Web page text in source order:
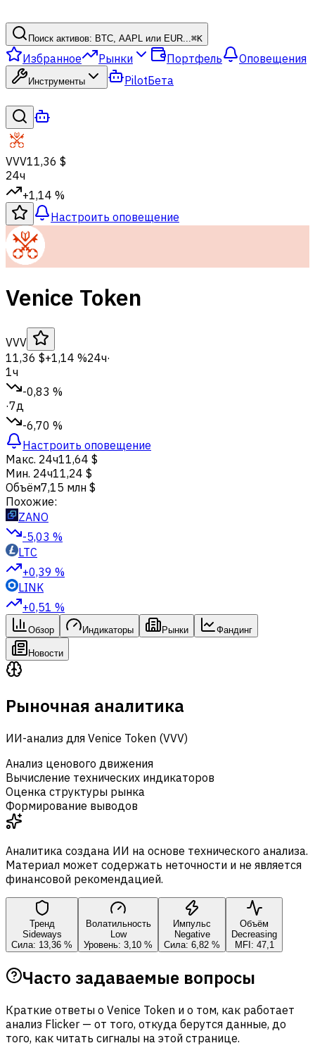
Поиск активов: BTC, AAPL или EUR...⌘K
Избранное Рынки Портфель Оповещения
Инструменты PilotБета
VVV11,36 $
24ч
+1,14 %
Настроить оповещение
Venice Token
VVV
11,36 $+1,14 %24ч·
1ч
-0,83 %
·7д
-6,70 %
Настроить оповещение
Макс. 24ч11,64 $
Мин. 24ч11,24 $
Объём7,15 млн $
Похожие:
ZANO
-5,03 %
LTC
+0,39 %
LINK
+0,51 %
Обзор Индикаторы Рынки Фандинг
Новости
Рыночная аналитика
ИИ-анализ для Venice Token (VVV)
Анализ ценового движения
Вычисление технических индикаторов
Оценка структуры рынка
Формирование выводов
Аналитика создана ИИ на основе технического анализа.
Материал может содержать неточности и не является
финансовой рекомендацией.
Тренд
Sideways
Сила: 13,36 %
Волатильность
Low
Уровень: 3,10 %
Импульс
Negative
Сила: 6,82 %
Объём
Decreasing
MFI: 47,1
Часто задаваемые вопросы
Краткие ответы о Venice Token и о том, как работает
анализ Flicker — от того, откуда берутся данные, до
того, как читать сигналы на этой странице.